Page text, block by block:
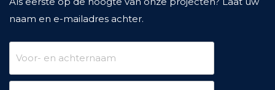
naam en e-mailadres achter.